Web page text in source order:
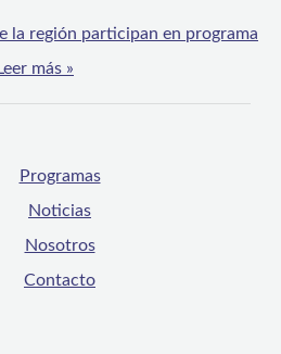
la región participan en programa
Leer más »
Programas
Noticias
Nosotros
Contacto